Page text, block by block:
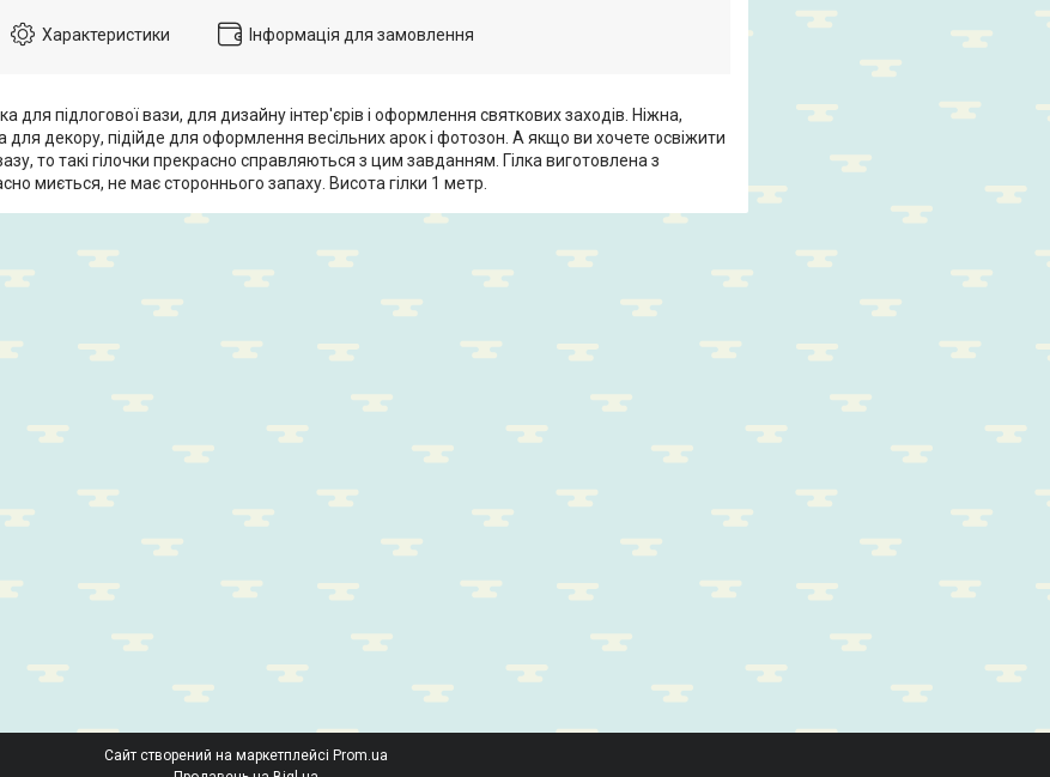
Характеристики Інформація для замовлення
для підлогової вази, для дизайну інтер'єрів і оформлення святкових заходів. Ніжна,
для декору, підійде для оформлення весільних арок і фотозон. А якщо ви хочете освіжити
то такі гілочки прекрасно справляються з цим завданням. Гілка виготовлена з
миється, не має стороннього запаху. Висота гілки 1 метр.
Сайт створений на маркетплейсі Prom.ua